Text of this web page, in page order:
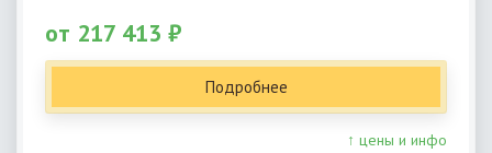
от 217 413 ₽
Подробнее
↑ цены и инфо